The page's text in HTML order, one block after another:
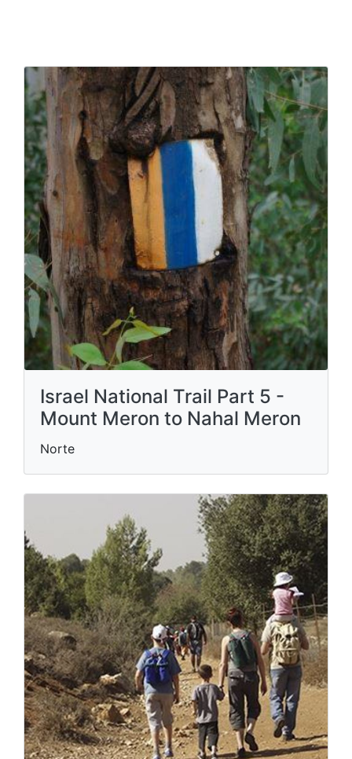
Israel National Trail Part 5 -
Mount Meron to Nahal Meron
Norte